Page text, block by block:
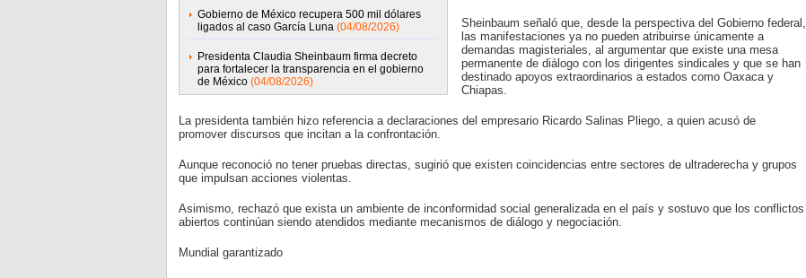
Gobierno de México recupera 500 mil dólares
ligados al caso García Luna (04/08/2026)
Presidenta Claudia Sheinbaum firma decreto
para fortalecer la transparencia en el gobierno
de México (04/08/2026)
Sheinbaum señaló que, desde la perspectiva del Gobierno federal,
las manifestaciones ya no pueden atribuirse únicamente a
demandas magisteriales, al argumentar que existe una mesa
permanente de diálogo con los dirigentes sindicales y que se han
destinado apoyos extraordinarios a estados como Oaxaca y
Chiapas.
La presidenta también hizo referencia a declaraciones del empresario Ricardo Salinas Pliego, a quien acusó de
promover discursos que incitan a la confrontación.
Aunque reconoció no tener pruebas directas, sugirió que existen coincidencias entre sectores de ultraderecha y grupos
que impulsan acciones violentas.
Asimismo, rechazó que exista un ambiente de inconformidad social generalizada en el país y sostuvo que los conflictos
abiertos continúan siendo atendidos mediante mecanismos de diálogo y negociación.
Mundial garantizado